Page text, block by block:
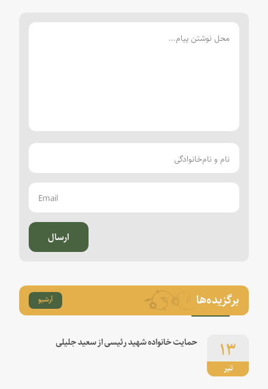
ارسال
برگزیده‌ها آرشیو
تیر
۱۳ حمایت خانواده شهید رئیسی از سعید جلیلی